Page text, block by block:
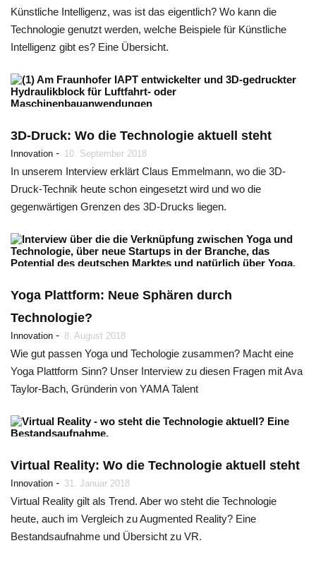
Künstliche Intelligenz, was ist das eigentlich? Wo kann die
Technologie genutzt werden, welche Beispiele für Künstliche
Intelligenz gibt es? Eine Übersicht.
3D-Druck: Wo die Technologie aktuell steht
Innovation - 10. September 2018
In unserem Interview erklärt Claus Emmelmann, wo die 3D-
Druck-Technik heute schon eingesetzt wird und wo die
gegenwärtigen Grenzen des 3D-Drucks liegen.
Yoga Plattform: Neue Sphären durch
Technologie?
Innovation - 8. August 2018
Wie gut passen Yoga und Techologie zusammen? Macht eine
Yoga Plattform Sinn? Unser Interview zu diesen Fragen mit Ava
Taylor-Bach, Gründerin von YAMA Talent
Virtual Reality: Wo die Technologie aktuell steht
Innovation - 31. Januar 2018
Virtual Reality gilt als Trend. Aber wo steht die Technologie
heute, auch im Vergleich zu Augmented Reality? Eine
Bestandsaufnahme und Übersicht zu VR.